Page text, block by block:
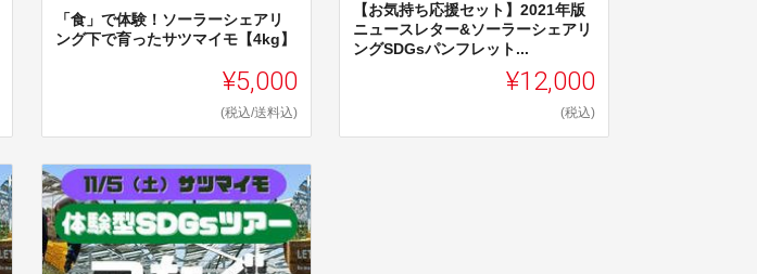
「食」で体験！ソーラーシェアリ
ング下で育ったサツマイモ【4kg】
¥5,000
(税込/送料込)
【お気持ち応援セット】2021年版
ニュースレター&ソーラーシェアリ
ングSDGsパンフレット...
¥12,000
(税込)